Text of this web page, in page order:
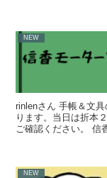
NEW
rinlenさん 手帳＆文
ります。当日は折本
ご確認ください。 信
NEW